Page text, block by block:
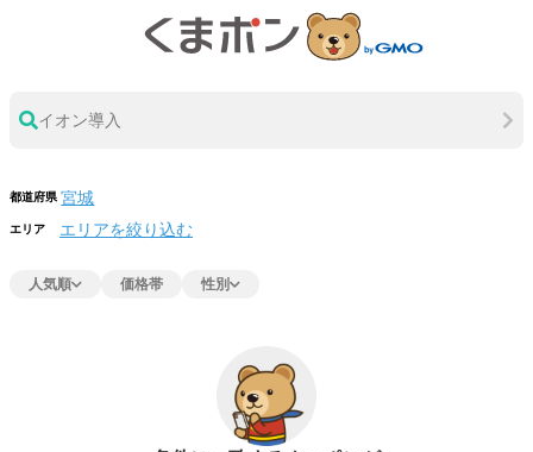
イオン導入
都道府県
エリア エリアを絞り込む
人気順 価格帯 性別